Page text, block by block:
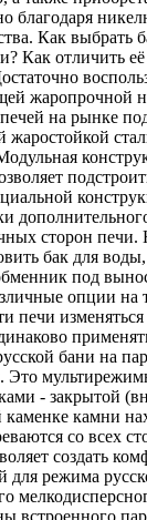
благодаря
Как выбрать
Как отличить
жаропрочной
на рынке
сторон
бак для
под
опции на
печи
бани на
Это
- закрытой
камни
со всех
создать
для режима
встроенного